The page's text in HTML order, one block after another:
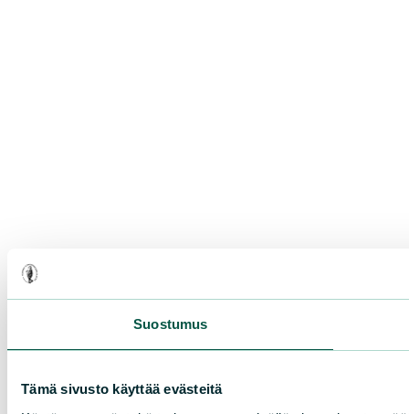
Suostumus
Tämä sivusto käyttää evästeitä